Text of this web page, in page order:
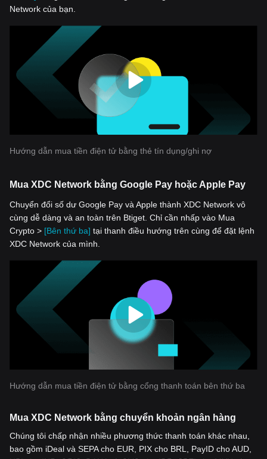
Network của bạn.
Hướng dẫn mua tiền điện tử bằng thẻ tín dụng/ghi nợ
Mua XDC Network bằng Google Pay hoặc Apple Pay
Chuyển đổi số dư Google Pay và Apple thành XDC Network vô
cùng dễ dàng và an toàn trên Btiget. Chỉ cần nhấp vào Mua
Crypto > [Bên thứ ba] tại thanh điều hướng trên cùng để đặt lệnh
XDC Network của mình.
Hướng dẫn mua tiền điện tử bằng cổng thanh toán bên thứ ba
Mua XDC Network bằng chuyển khoản ngân hàng
Chúng tôi chấp nhận nhiều phương thức thanh toán khác nhau,
bao gồm iDeal và SEPA cho EUR, PIX cho BRL, PayID cho AUD,